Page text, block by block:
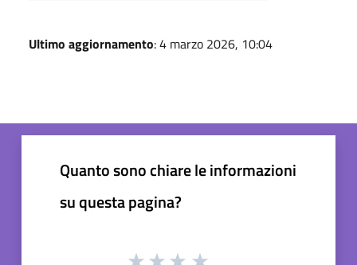
Ultimo aggiornamento: 4 marzo 2026, 10:04
Quanto sono chiare le informazioni
su questa pagina?